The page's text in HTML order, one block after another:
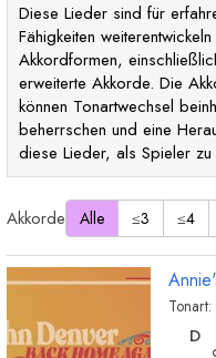
Diese Lieder sind für
Fähigkeiten
Akkordformen,
erweiterte Akkorde. Die
können Tonartwechsel
beherrschen und eine
diese Lieder, als Spieler zu
Akkorde Alle ≤3 ≤4
Tonart:
D